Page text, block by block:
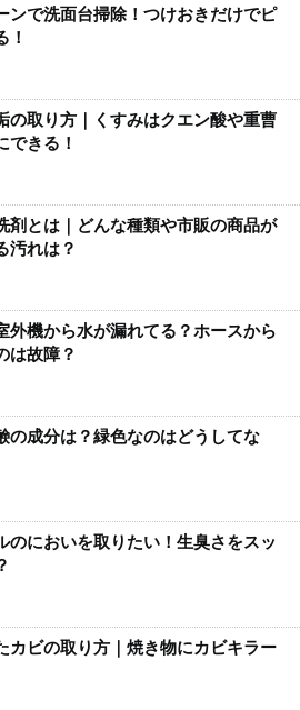
ンで洗面台掃除！つけおきだけでピ
！
の取り方｜くすみはクエン酸や重曹
できる！
剤とは｜どんな種類や市販の商品が
汚れは？
外機から水が漏れてる？ホースから
は故障？
の成分は？緑色なのはどうしてな
のにおいを取りたい！生臭さをスッ
カビの取り方｜焼き物にカビキラー